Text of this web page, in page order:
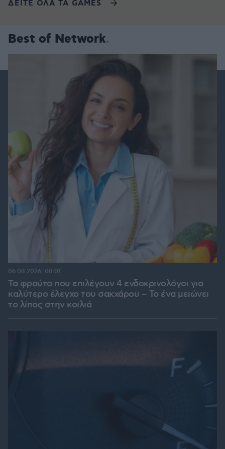
ΔΕΙΤΕ ΟΛΑ ΤΑ GAMES
Best of Network
Τα φρούτα που επιλέγουν 4 ενδοκρινολόγοι για
καλύτερο έλεγχο του σακχάρου – Το ένα μειώνει
το λίπος στην κοιλιά
06.08.2026, 08:01